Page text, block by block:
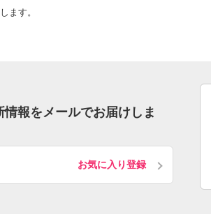
ます。
報をメールでお届けしま
お気に入り登録